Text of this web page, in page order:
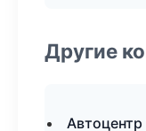
Другие